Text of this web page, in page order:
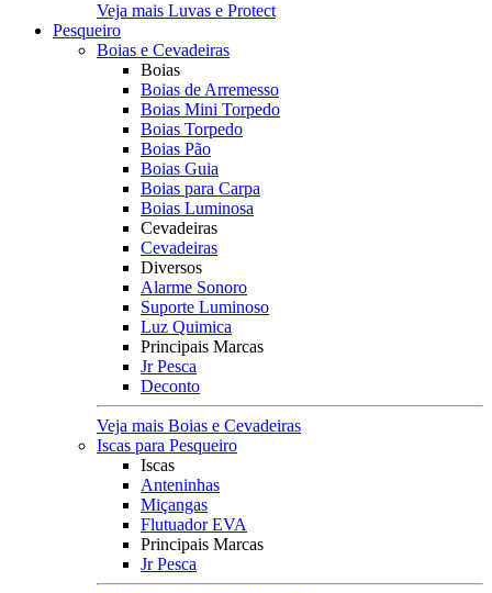
Veja mais Luvas e Protect
Pesqueiro
Boias e Cevadeiras
Boias
Boias de Arremesso
Boias Mini Torpedo
Boias Torpedo
Boias Pão
Boias Guia
Boias para Carpa
Boias Luminosa
Cevadeiras
Cevadeiras
Diversos
Alarme Sonoro
Suporte Luminoso
Luz Quimica
Principais Marcas
Jr Pesca
Deconto
Veja mais Boias e Cevadeiras
Iscas para Pesqueiro
Iscas
Anteninhas
Miçangas
Flutuador EVA
Principais Marcas
Jr Pesca